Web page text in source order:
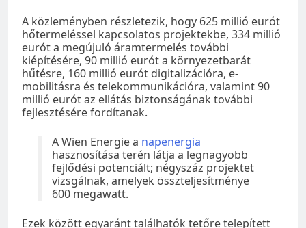
A közleményben részletezik, hogy 625 millió eurót
hőtermeléssel kapcsolatos projektekbe, 334 millió
eurót a megújuló áramtermelés további
kiépítésére, 90 millió eurót a környezetbarát
hűtésre, 160 millió eurót digitalizációra, e-
mobilitásra és telekommunikációra, valamint 90
millió eurót az ellátás biztonságának további
fejlesztésére fordítanak.
A Wien Energie a napenergia
hasznosítása terén látja a legnagyobb
fejlődési potenciált; négyszáz projektet
vizsgálnak, amelyek összteljesítménye
600 megawatt.
Ezek között egyaránt találhatók tetőre telepített